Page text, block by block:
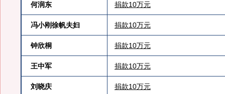
何润东 捐款10万元
冯小刚徐帆夫妇 捐款10万元
钟欣桐 捐款10万元
王中军 捐款10万元
刘晓庆 捐款10万元